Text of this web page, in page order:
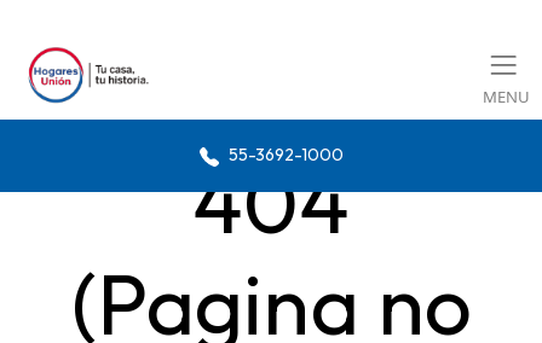
MENU
55-3692-1000
404
(Pagina no